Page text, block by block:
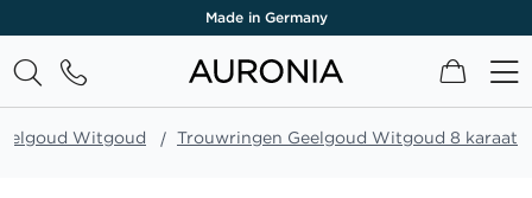
Made in Germany
Witgoud Trouwringen Geelgoud Witgoud 8 karaat